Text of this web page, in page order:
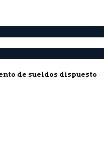
de sueldos dispuesto